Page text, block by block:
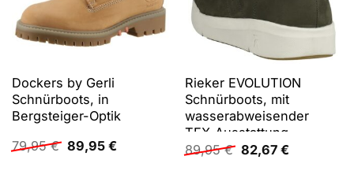
Dockers by Gerli
Schnürboots, in
Bergsteiger-Optik
79,95€ Ursprünglicher
Preis
89,95 €Aktueller
Rieker EVOLUTION
Schnürboots, mit
wasserabweisender
TEX-Ausstattung
89,95€ Ursprünglicher
Preis
82,67 €Aktueller